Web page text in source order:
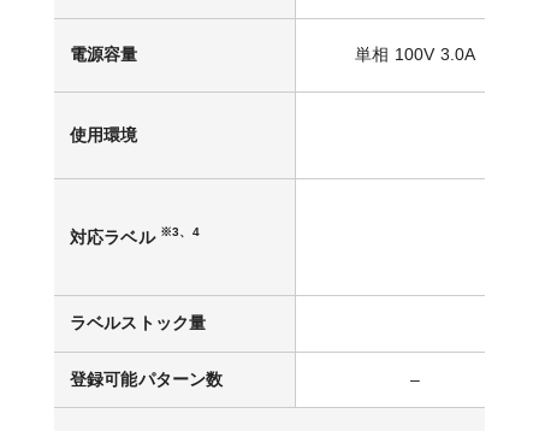
電源容量 単相 100V 3.0A
使用環境
対応ラベル ※3、4
ラベルストック量
登録可能パターン数 –